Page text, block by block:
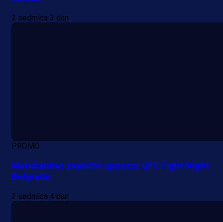
2 sedmica 3 dan
PROMO
Meridianbet zvanični sponzor UFC Fight Night
Belgrade
2 sedmica 4 dan